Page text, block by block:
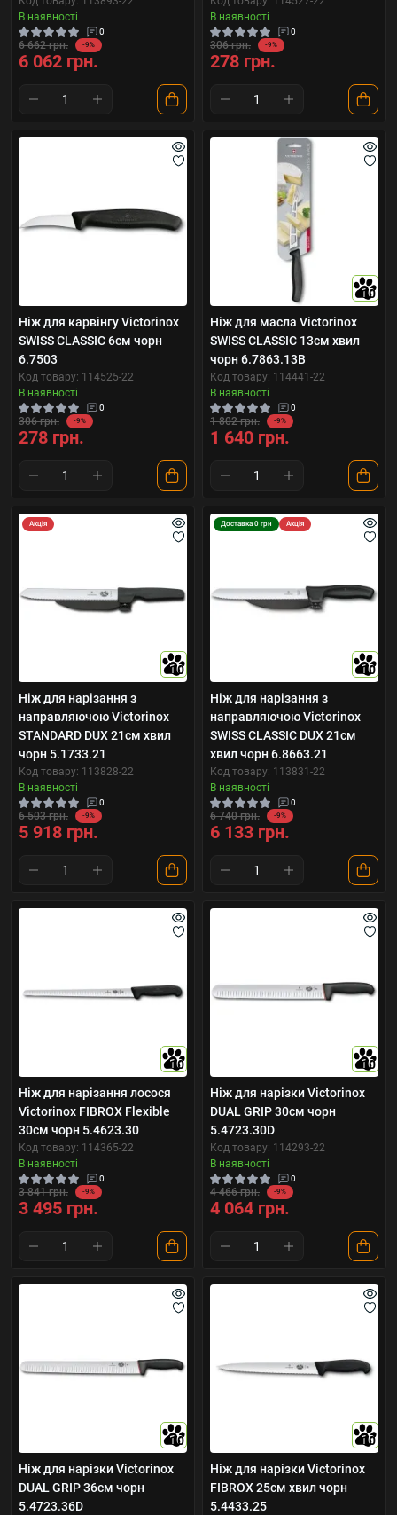
В наявності
0
6 662 грн. -9%
6 062 грн.
В наявності
0
306 грн. -9%
278 грн.
Ніж для карвінгу Victorinox
SWISS CLASSIC 6см чорн
6.7503
Код товару: 114525-22
В наявності
0
306 грн. -9%
278 грн.
10
Ніж для масла Victorinox
SWISS CLASSIC 13см хвил
чорн 6.7863.13B
Код товару: 114441-22
В наявності
0
1 802 грн. -9%
1 640 грн.
Акція
10
Ніж для нарізання з
направляючою Victorinox
STANDARD DUX 21см хвил
чорн 5.1733.21
Код товару: 113828-22
В наявності
0
6 503 грн. -9%
5 918 грн.
Доставка 0 грн Акція
10
Ніж для нарізання з
направляючою Victorinox
SWISS CLASSIC DUX 21см
хвил чорн 6.8663.21
Код товару: 113831-22
В наявності
0
6 740 грн. -9%
6 133 грн.
10
Ніж для нарізання лосося
Victorinox FIBROX Flexible
30см чорн 5.4623.30
Код товару: 114365-22
В наявності
0
3 841 грн. -9%
3 495 грн.
10
Ніж для нарізки Victorinox
DUAL GRIP 30см чорн
5.4723.30D
Код товару: 114293-22
В наявності
0
4 466 грн. -9%
4 064 грн.
10
Ніж для нарізки Victorinox
DUAL GRIP 36см чорн
5.4723.36D
10
Ніж для нарізки Victorinox
FIBROX 25см хвил чорн
5.4433.25